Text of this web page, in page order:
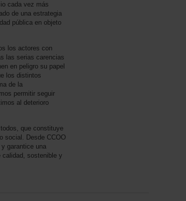
cada vez más
de una estrategia
pública en objeto
los actores con
las serias carencias
en peligro su papel
los distintos
de la
permitir seguir
al deterioro
que constituye
social. Desde CCOO
garantice una
sostenible y